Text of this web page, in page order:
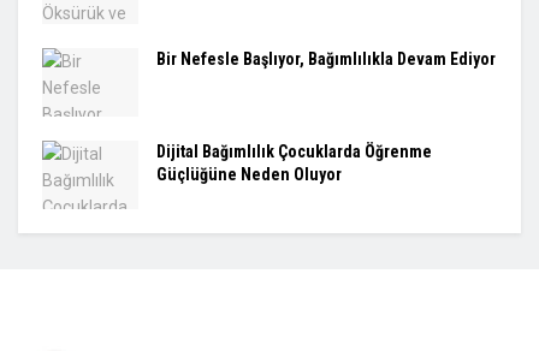
Bir Nefesle Başlıyor, Bağımlılıkla Devam Ediyor
Dijital Bağımlılık Çocuklarda Öğrenme
Güçlüğüne Neden Oluyor